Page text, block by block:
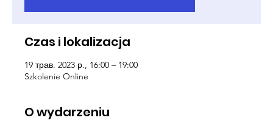
Czas i lokalizacja
19 трав. 2023 р., 16:00 – 19:00
Szkolenie Online
O wydarzeniu